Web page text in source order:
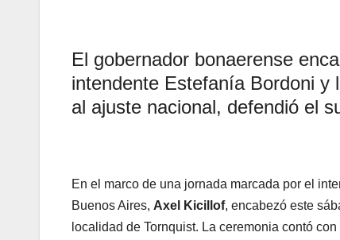
El gobernador bonaerense
intendente Estefanía Bordoni
al ajuste nacional, defendió el
En el marco de una jornada marcada por el
Buenos Aires, Axel Kicillof, encabezó este
localidad de Tornquist. La ceremonia contó